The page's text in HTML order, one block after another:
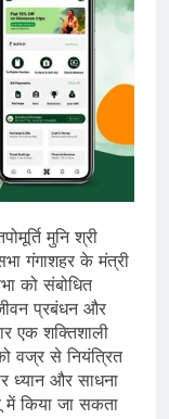
मुनि श्री
गंगाशहर के मंत्री
को संबोधित
प्रबंधन और
एक शक्तिशाली
वज्र से नियंत्रित
ध्यान और साधना
किया जा सकता